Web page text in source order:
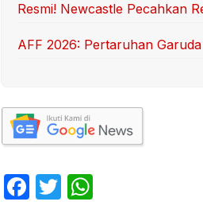
Resmi! Newcastle Pecahkan
AFF 2026: Pertaruhan
F
T